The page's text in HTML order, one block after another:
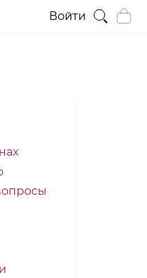
Войти